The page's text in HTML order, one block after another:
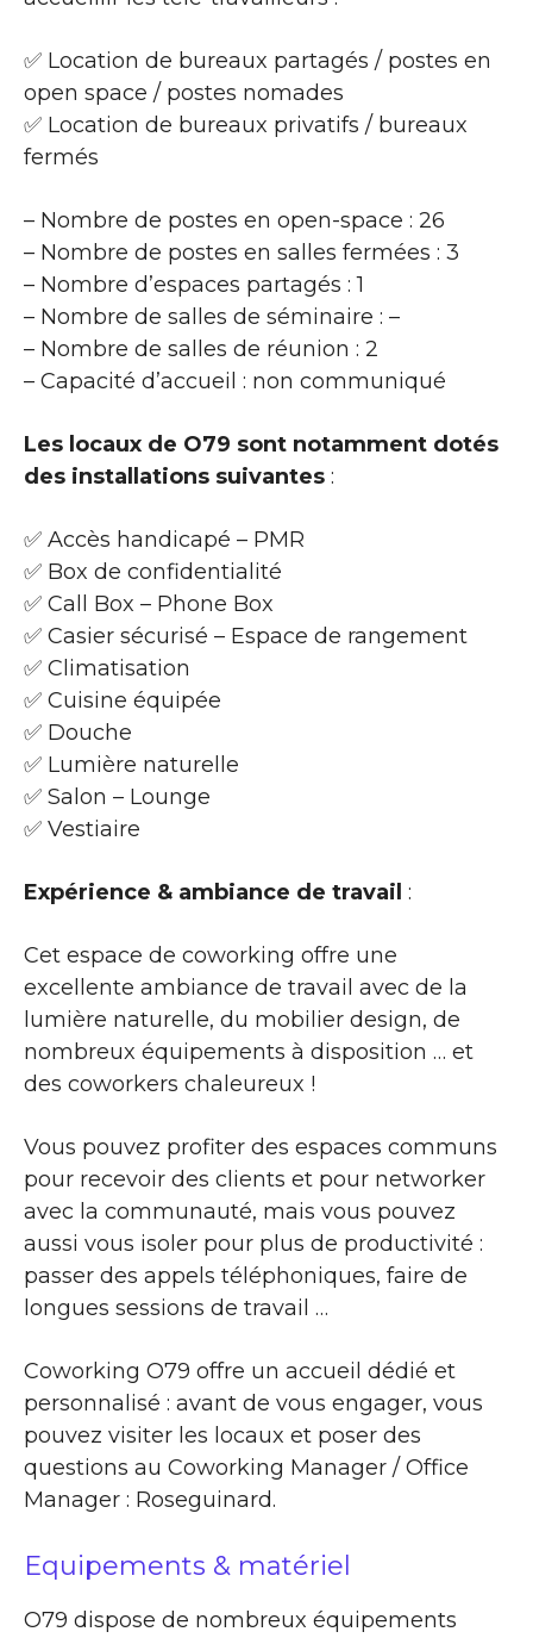
✅ Location de bureaux partagés / postes en
open space / postes nomades
✅ Location de bureaux privatifs / bureaux
fermés
– Nombre de postes en open-space : 26
– Nombre de postes en salles fermées : 3
– Nombre d’espaces partagés : 1
– Nombre de salles de séminaire : –
– Nombre de salles de réunion : 2
– Capacité d’accueil : non communiqué
Les locaux de O79 sont notamment dotés
des installations suivantes :
✅ Accès handicapé – PMR
✅ Box de confidentialité
✅ Call Box – Phone Box
✅ Casier sécurisé – Espace de rangement
✅ Climatisation
✅ Cuisine équipée
✅ Douche
✅ Lumière naturelle
✅ Salon – Lounge
✅ Vestiaire
Expérience & ambiance de travail :
Cet espace de coworking offre une
excellente ambiance de travail avec de la
lumière naturelle, du mobilier design, de
nombreux équipements à disposition … et
des coworkers chaleureux !
Vous pouvez profiter des espaces communs
pour recevoir des clients et pour networker
avec la communauté, mais vous pouvez
aussi vous isoler pour plus de productivité :
passer des appels téléphoniques, faire de
longues sessions de travail …
Coworking O79 offre un accueil dédié et
personnalisé : avant de vous engager, vous
pouvez visiter les locaux et poser des
questions au Coworking Manager / Office
Manager : Roseguinard.
Equipements & matériel
O79 dispose de nombreux équipements